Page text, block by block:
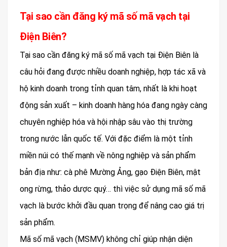
Tại sao cần đăng ký mã số mã vạch tại
Điện Biên?
Tại sao cần đăng ký mã số mã vạch tại Điện Biên là
câu hỏi đang được nhiều doanh nghiệp, hợp tác xã và
hộ kinh doanh trong tỉnh quan tâm, nhất là khi hoạt
động sản xuất – kinh doanh hàng hóa đang ngày càng
chuyên nghiệp hóa và hội nhập sâu vào thị trường
trong nước lẫn quốc tế. Với đặc điểm là một tỉnh
miền núi có thế mạnh về nông nghiệp và sản phẩm
bản địa như: cà phê Mường Ảng, gạo Điện Biên, mật
ong rừng, thảo dược quý… thì việc sử dụng mã số mã
vạch là bước khởi đầu quan trọng để nâng cao giá trị
sản phẩm.
Mã số mã vạch (MSMV) không chỉ giúp nhận diện